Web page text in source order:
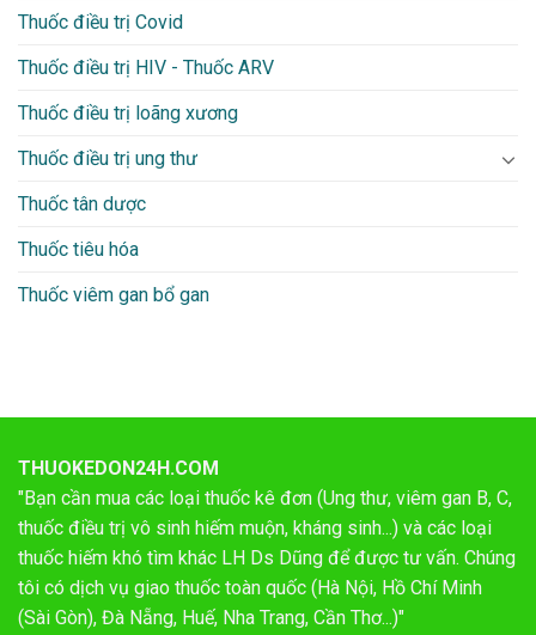
Thuốc điều trị Covid
Thuốc điều trị HIV - Thuốc ARV
Thuốc điều trị loãng xương
Thuốc điều trị ung thư
Thuốc tân dược
Thuốc tiêu hóa
Thuốc viêm gan bổ gan
THUOKEDON24H.COM
"Bạn cần mua các loại thuốc kê đơn (Ung thư, viêm gan B, C,
thuốc điều trị vô sinh hiếm muộn, kháng sinh...) và các loại
thuốc hiếm khó tìm khác LH Ds Dũng để được tư vấn. Chúng
tôi có dịch vụ giao thuốc toàn quốc (Hà Nội, Hồ Chí Minh
(Sài Gòn), Đà Nẵng, Huế, Nha Trang, Cần Thơ...)"